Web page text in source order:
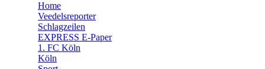
🛒 Shoppingwelt
Home
Veedelsreporter
Schlagzeilen
EXPRESS E-Paper
1. FC Köln
Köln